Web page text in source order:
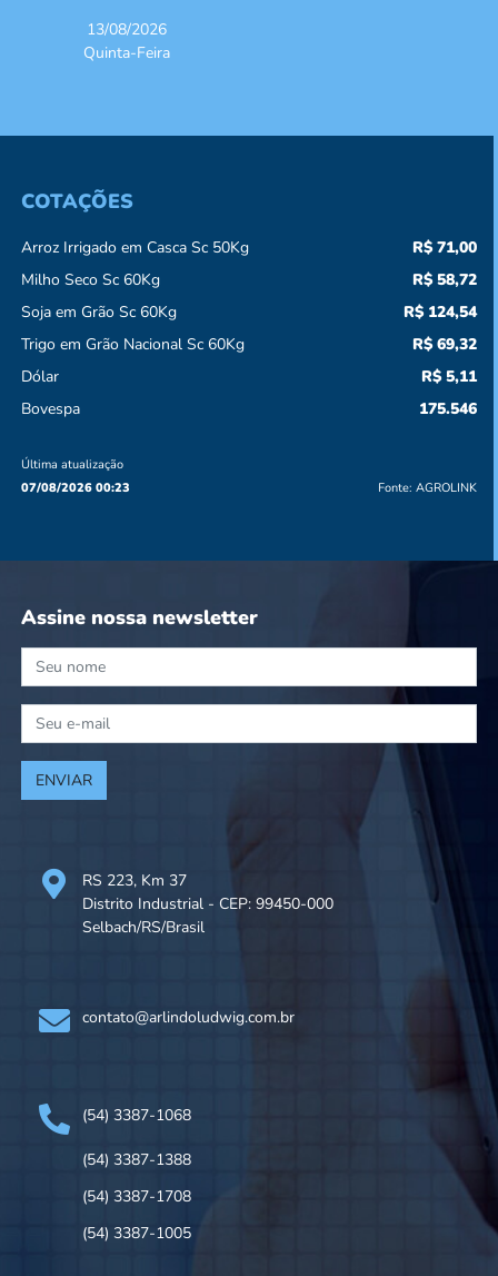
13/08/2026
Quinta-Feira
COTAÇÕES
Arroz Irrigado em Casca Sc 50Kg
R$ 71,00
Milho Seco Sc 60Kg
R$ 58,72
Soja em Grão Sc 60Kg
R$ 124,54
Trigo em Grão Nacional Sc 60Kg
R$ 69,32
Dólar
R$ 5,11
Bovespa
175.546
Última atualização
07/08/2026 00:23
Fonte: AGROLINK
Assine nossa newsletter
* Seu nome
* Seu e-mail
ENVIAR
RS 223, Km 37
Distrito Industrial - CEP: 99450-000
Selbach/RS/Brasil
contato@arlindoludwig.com.br
(54) 3387-1068
(54) 3387-1388
(54) 3387-1708
(54) 3387-1005